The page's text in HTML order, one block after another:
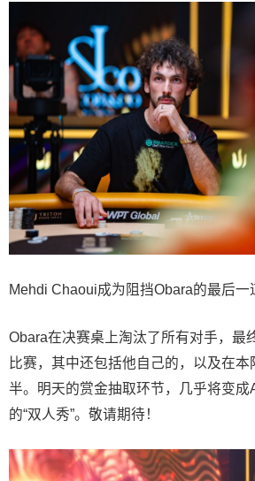
Mehdi Chaoui成为阻挡Obara的最后一
Obara在决赛桌上淘汰了所有对手，最
比赛，其中还包括他自己的，以及在
半。明天的赏金抽取环节，几乎将变
的“双人秀”。敬请期待！